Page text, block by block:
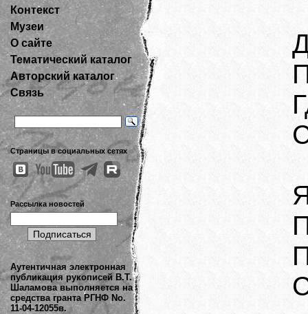
Контекст
Музеи
О сайте
Тематический каталог
Авторский каталог
Связь
Страницы в социальных сетях
Рассылка новостей
Аутентичная электронная
публикация рукописей В.Т.
Шаламова выполняется на
средства гранта РГНФ No.
11-04-12055в.